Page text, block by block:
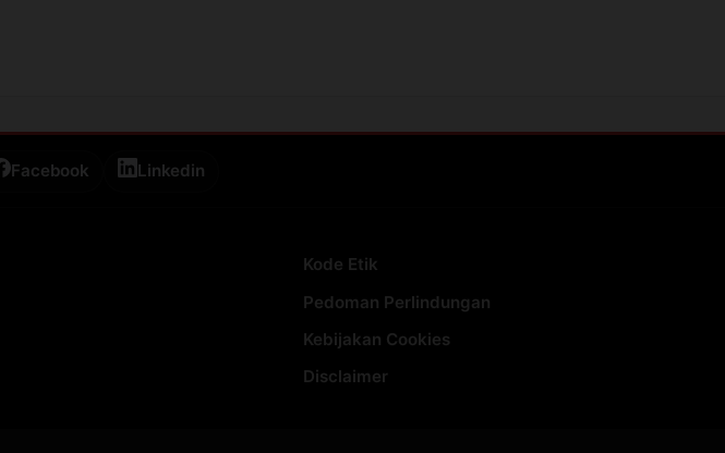
Facebook Linkedin
Kode Etik
Pedoman Perlindungan
Kebijakan Cookies
Disclaimer